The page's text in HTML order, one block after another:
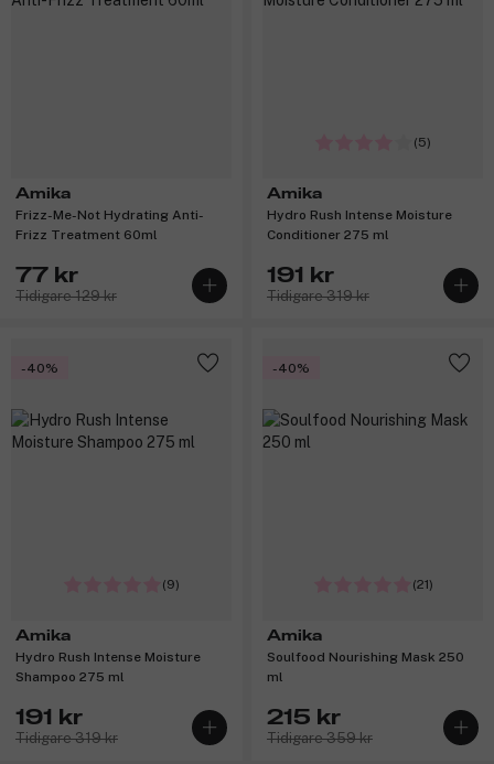
Amika
Frizz-Me-Not Hydrating Anti-
Frizz Treatment 60ml
77 kr
Tidigare 129 kr
(5)
Amika
Hydro Rush Intense Moisture
Conditioner 275 ml
191 kr
Tidigare 319 kr
-40%
(9)
Amika
Hydro Rush Intense Moisture
Shampoo 275 ml
191 kr
Tidigare 319 kr
-40%
(21)
Amika
Soulfood Nourishing Mask 250
ml
215 kr
Tidigare 359 kr